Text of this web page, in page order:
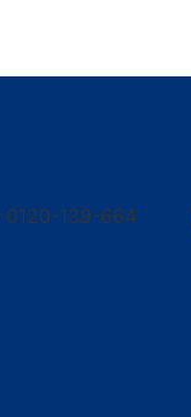
0120-139-664